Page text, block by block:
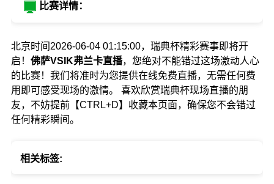
比赛详情：
北京时间2026-06-04 01:15:00，瑞典杯精彩赛事即将开
启！ 佛萨VSIK弗兰卡直播，您绝对不能错过这场激动人心
的比赛！我们将准时为您提供在线免费直播，无需任何费
用即可感受现场的激情。 喜欢欣赏瑞典杯现场直播的朋
友，不妨提前【CTRL+D】收藏本页面，确保您不会错过
任何精彩瞬间。
相关标签: